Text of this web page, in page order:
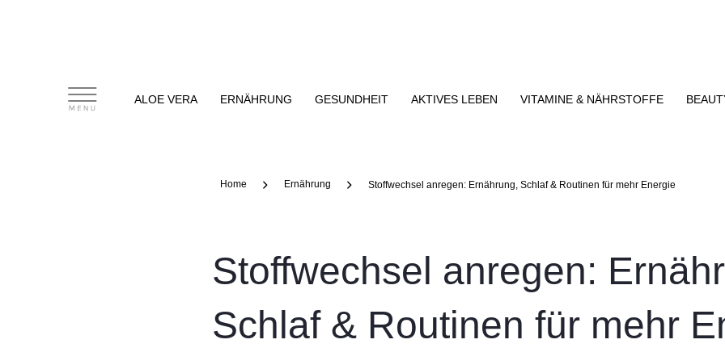
ALOE VERA ERNÄHRUNG GESUNDHEIT AKTIVES LEBEN VITAMINE & NÄHRSTOFFE
Home Ernährung Stoffwechsel anregen: Ernährung, Schlaf & Routinen für mehr Energie
Stoffwechsel anregen:
Schlaf & Routinen für mehr